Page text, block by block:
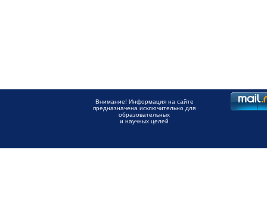
Внимание! Информация на сайте
предназначена исключительно для
образовательных
и научных целей